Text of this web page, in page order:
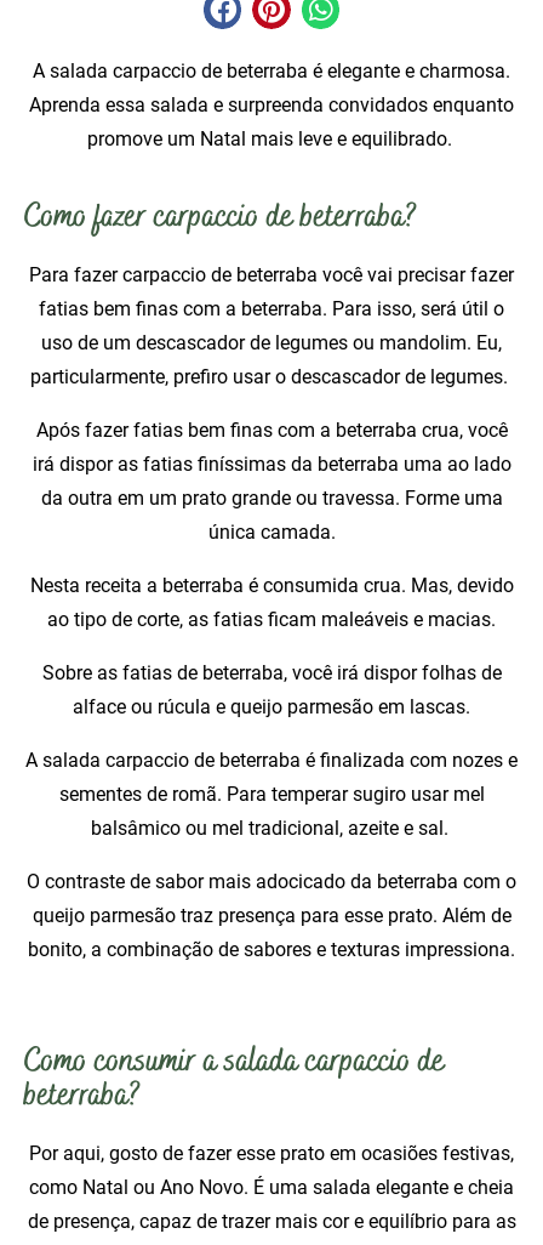
A salada carpaccio de beterraba é elegante e charmosa.
Aprenda essa salada e surpreenda convidados enquanto
promove um Natal mais leve e equilibrado.
Como fazer carpaccio de beterraba?
Para fazer carpaccio de beterraba você vai precisar fazer
fatias bem finas com a beterraba. Para isso, será útil o
uso de um descascador de legumes ou mandolim. Eu,
particularmente, prefiro usar o descascador de legumes.
Após fazer fatias bem finas com a beterraba crua, você
irá dispor as fatias finíssimas da beterraba uma ao lado
da outra em um prato grande ou travessa. Forme uma
única camada.
Nesta receita a beterraba é consumida crua. Mas, devido
ao tipo de corte, as fatias ficam maleáveis e macias.
Sobre as fatias de beterraba, você irá dispor folhas de
alface ou rúcula e queijo parmesão em lascas.
A salada carpaccio de beterraba é finalizada com nozes e
sementes de romã. Para temperar sugiro usar mel
balsâmico ou mel tradicional, azeite e sal.
O contraste de sabor mais adocicado da beterraba com o
queijo parmesão traz presença para esse prato. Além de
bonito, a combinação de sabores e texturas impressiona.
Como consumir a salada carpaccio de
beterraba?
Por aqui, gosto de fazer esse prato em ocasiões festivas,
como Natal ou Ano Novo. É uma salada elegante e cheia
de presença, capaz de trazer mais cor e equilíbrio para as